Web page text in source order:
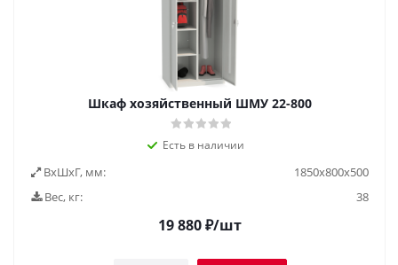
Шкаф хозяйственный ШМУ 22-800
Есть в наличии
ВxШxГ, мм:
1850х800х500
Вес, кг:
38
19 880₽/шт